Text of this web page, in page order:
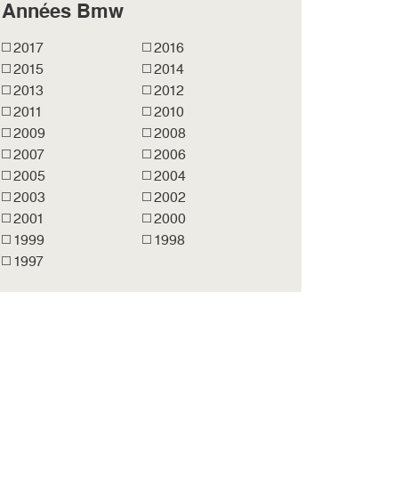
Années Bmw
2017
2016
2015
2014
2013
2012
2011
2010
2009
2008
2007
2006
2005
2004
2003
2002
2001
2000
1999
1998
1997